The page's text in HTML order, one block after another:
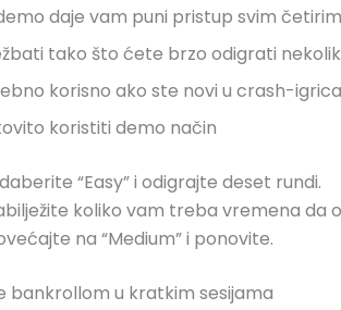
daje vam puni pristup svim
tako što ćete brzo odigrati
korisno ako ste novi u crash-
koristiti demo način
“Easy” i odigrajte deset rundi.
koliko vam treba vremena da
na “Medium” i ponovite.
bankrollom u kratkim sesijama